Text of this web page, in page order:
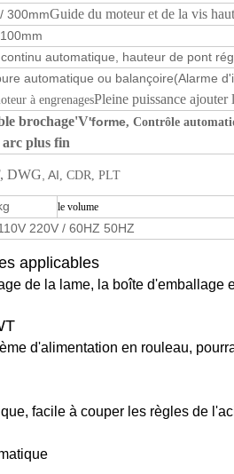
300mmGuide du moteur et de la vis
automatique, hauteur de pont
automatique ou balançoire(Alarme
à engrenagesPleine puissance
brochage'V'forme, Contrôle
plus fin
, DWG , AI, CDR, PLT
le volume
220V / 60HZ 50HZ
applicables
de la lame, la boîte d'emballage
d'alimentation en rouleau,
facile à couper les règles de